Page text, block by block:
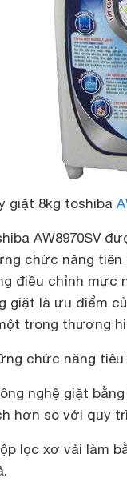
giặt 8kg toshiba
AW8970SV
chức năng
điều chỉnh mực
giặt là ưu điểm
trong thương
chức năng tiêu
nghệ giặt
hơn so với quy
lọc xơ vải làm